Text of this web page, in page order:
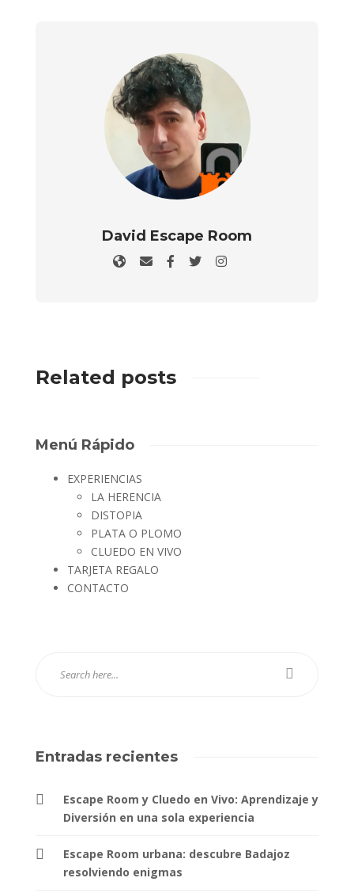
David Escape Room
Related posts
Menú Rápido
EXPERIENCIAS
LA HERENCIA
DISTOPIA
PLATA O PLOMO
CLUEDO EN VIVO
TARJETA REGALO
CONTACTO
Entradas recientes
Escape Room y Cluedo en Vivo: Aprendizaje y
Diversión en una sola experiencia
Escape Room urbana: descubre Badajoz
resolviendo enigmas